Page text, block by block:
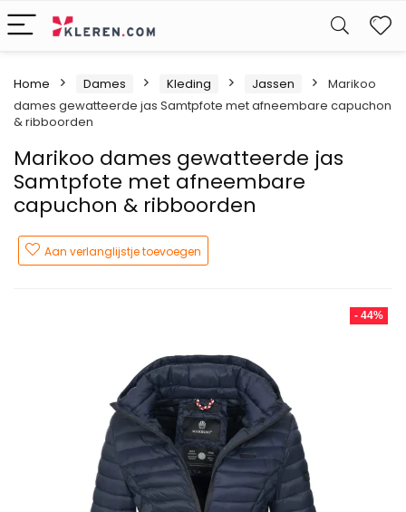
Home Dames Kleding Jassen
Marikoo
dames gewatteerde jas Samtpfote met afneembare capuchon
& ribboorden
Marikoo dames gewatteerde jas
Samtpfote met afneembare
capuchon & ribboorden
Aan verlanglijstje toevoegen
- 44%